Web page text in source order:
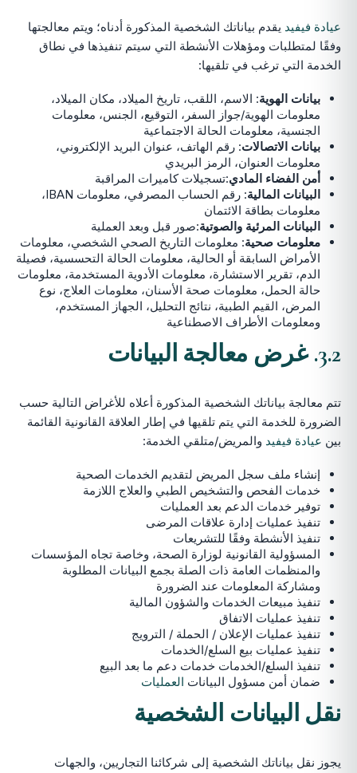
عيادة فيفيد يقدم بياناتك الشخصية المذكورة أدناه؛ ويتم معالجتها
وفقًا لمتطلبات ومؤهلات الأنشطة التي سيتم تنفيذها في نطاق
الخدمة التي ترغب في تلقيها:
بيانات الهوية: الاسم، اللقب، تاريخ الميلاد، مكان الميلاد،
معلومات الهوية/جواز السفر، التوقيع، الجنس، معلومات
الجنسية، معلومات الحالة الاجتماعية
بيانات الاتصالات: رقم الهاتف، عنوان البريد الإلكتروني،
معلومات العنوان، الرمز البريدي
أمن الفضاء المادي:تسجيلات كاميرات المراقبة
البيانات المالية
: رقم الحساب المصرفي، معلومات IBAN،
معلومات بطاقة الائتمان
البيانات المرئية والصوتية:صور قبل وبعد العملية
معلومات صحية: معلومات التاريخ الصحي الشخصي، معلومات
الأمراض السابقة أو الحالية، معلومات الحالة التحسسية، فصيلة
الدم، تقرير الاستشارة، معلومات الأدوية المستخدمة، معلومات
حالة الحمل، معلومات صحة الأسنان، معلومات العلاج، نوع
المرض، القيم الطبية، نتائج التحليل، الجهاز المستخدم،
ومعلومات الأطراف الاصطناعية
3.2. غرض معالجة البيانات
تتم معالجة بياناتك الشخصية المذكورة أعلاه للأغراض التالية حسب
الضرورة للخدمة التي يتم تلقيها في إطار العلاقة القانونية القائمة
بين عيادة فيفيد والمريض/متلقي الخدمة:
إنشاء ملف سجل المريض لتقديم الخدمات الصحية
خدمات الفحص والتشخيص الطبي والعلاج اللازمة
توفير خدمات الدعم بعد العمليات
تنفيذ عمليات إدارة علاقات المرضى
تنفيذ الأنشطة وفقًا للتشريعات
المسؤولية القانونية لوزارة الصحة، وخاصة تجاه المؤسسات
والمنظمات العامة ذات الصلة بجمع البيانات المطلوبة
ومشاركة المعلومات عند الضرورة
تنفيذ مبيعات الخدمات والشؤون المالية
تنفيذ عمليات الاتفاق
تنفيذ عمليات الإعلان / الحملة / الترويج
تنفيذ عمليات بيع السلع/الخدمات
تنفيذ السلع/الخدمات خدمات دعم ما بعد البيع
ضمان أمن مسؤول البيانات العمليات
نقل البيانات الشخصية
يجوز نقل بياناتك الشخصية إلى شركائنا التجاريين، والجهات